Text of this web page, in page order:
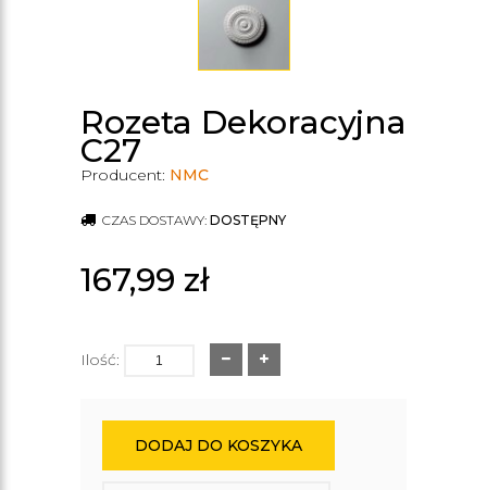
Rozeta Dekoracyjna
C27
Producent: NMC
CZAS DOSTAWY: DOSTĘPNY
167,99 zł
Ilość:
DODAJ DO KOSZYKA